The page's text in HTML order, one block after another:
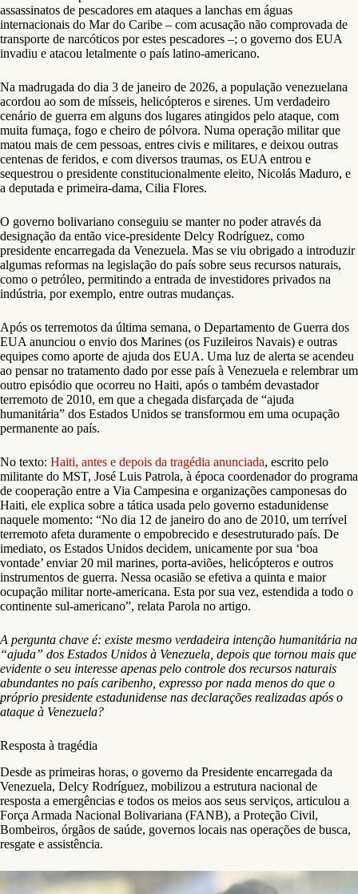
assassinatos de pescadores em ataques a lanchas em águas
internacionais do Mar do Caribe – com acusação não comprovada de
transporte de narcóticos por estes pescadores –; o governo dos EUA
invadiu e atacou letalmente o país latino-americano.
Na madrugada do dia 3 de janeiro de 2026, a população venezuelana
acordou ao som de mísseis, helicópteros e sirenes. Um verdadeiro
cenário de guerra em alguns dos lugares atingidos pelo ataque, com
muita fumaça, fogo e cheiro de pólvora. Numa operação militar que
matou mais de cem pessoas, entres civis e militares, e deixou outras
centenas de feridos, e com diversos traumas, os EUA entrou e
sequestrou o presidente constitucionalmente eleito, Nicolás Maduro, e
a deputada e primeira-dama, Cilia Flores.
O governo bolivariano conseguiu se manter no poder através da
designação da então vice-presidente Delcy Rodríguez, como
presidente encarregada da Venezuela. Mas se viu obrigado a introduzir
algumas reformas na legislação do país sobre seus recursos naturais,
como o petróleo, permitindo a entrada de investidores privados na
indústria, por exemplo, entre outras mudanças.
Após os terremotos da última semana, o Departamento de Guerra dos
EUA anunciou o envio dos Marines (os Fuzileiros Navais) e outras
equipes como aporte de ajuda dos EUA. Uma luz de alerta se acendeu
ao pensar no tratamento dado por esse país à Venezuela e relembrar um
outro episódio que ocorreu no Haiti, após o também devastador
terremoto de 2010, em que a chegada disfarçada de “ajuda
humanitária” dos Estados Unidos se transformou em uma ocupação
permanente ao país.
No texto: Haiti, antes e depois da tragédia anunciada, escrito pelo
militante do MST, José Luis Patrola, à época coordenador do programa
de cooperação entre a Via Campesina e organizações camponesas do
Haiti, ele explica sobre a tática usada pelo governo estadunidense
naquele momento: “No dia 12 de janeiro do ano de 2010, um terrível
terremoto afeta duramente o empobrecido e desestruturado país. De
imediato, os Estados Unidos decidem, unicamente por sua ‘boa
vontade’ enviar 20 mil marines, porta-aviões, helicópteros e outros
instrumentos de guerra. Nessa ocasião se efetiva a quinta e maior
ocupação militar norte-americana. Esta por sua vez, estendida a todo o
continente sul-americano”, relata Parola no artigo.
A pergunta chave é: existe mesmo verdadeira intenção humanitária na
“ajuda” dos Estados Unidos à Venezuela, depois que tornou mais que
evidente o seu interesse apenas pelo controle dos recursos naturais
abundantes no país caribenho, expresso por nada menos do que o
próprio presidente estadunidense nas declarações realizadas após o
ataque à Venezuela?
Resposta à tragédia
Desde as primeiras horas, o governo da Presidente encarregada da
Venezuela, Delcy Rodríguez, mobilizou a estrutura nacional de
resposta a emergências e todos os meios aos seus serviços, articulou a
Força Armada Nacional Bolivariana (FANB), a Proteção Civil,
Bombeiros, órgãos de saúde, governos locais nas operações de busca,
resgate e assistência.